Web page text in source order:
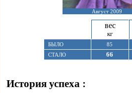
Август 2009
вес
кг
БЫЛО
85
СТАЛО
66
История успеха :